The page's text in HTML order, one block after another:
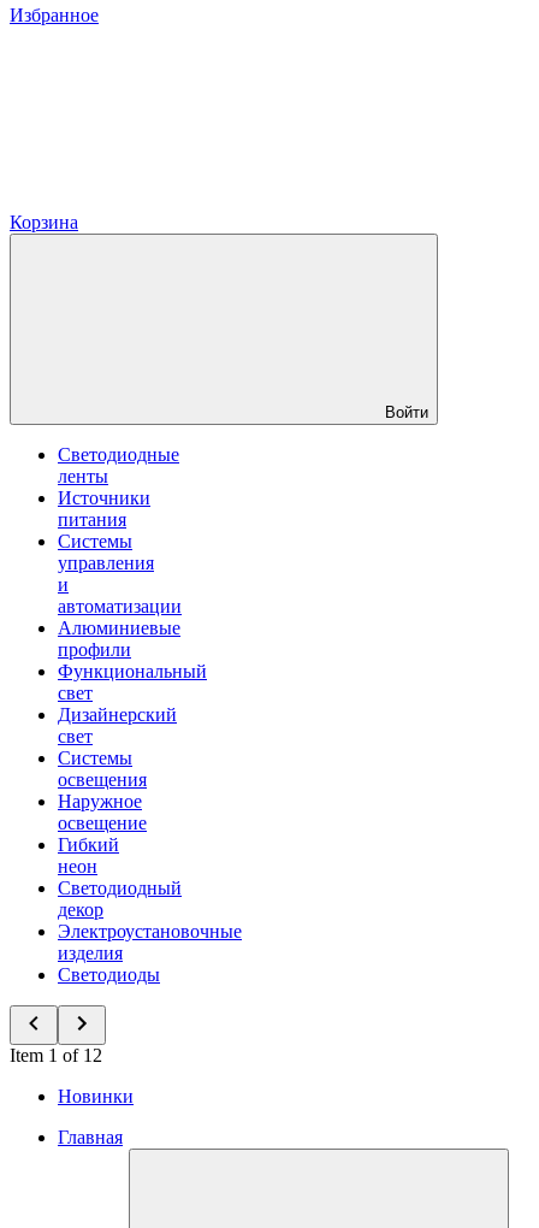
Избранное
Корзина
Войти
Светодиодные
ленты
Источники
питания
Системы
управления
и
автоматизации
Алюминиевые
профили
Функциональный
свет
Дизайнерский
свет
Системы
освещения
Наружное
освещение
Гибкий
неон
Светодиодный
декор
Электроустановочные
изделия
Светодиоды
Item 1 of 12
Новинки
Главная